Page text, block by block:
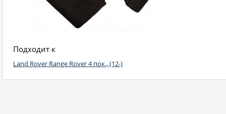
Подходит к
Land Rover Range Rover 4 пок., (12-)